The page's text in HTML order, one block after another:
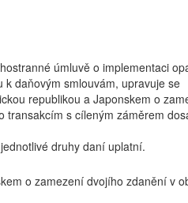
úmluvě o implementaci
daňovým smlouvám, upravuje se
republikou a Japonskem o
transakcím s cíleným záměrem
druhy daní uplatní.
o zamezení dvojího zdanění v